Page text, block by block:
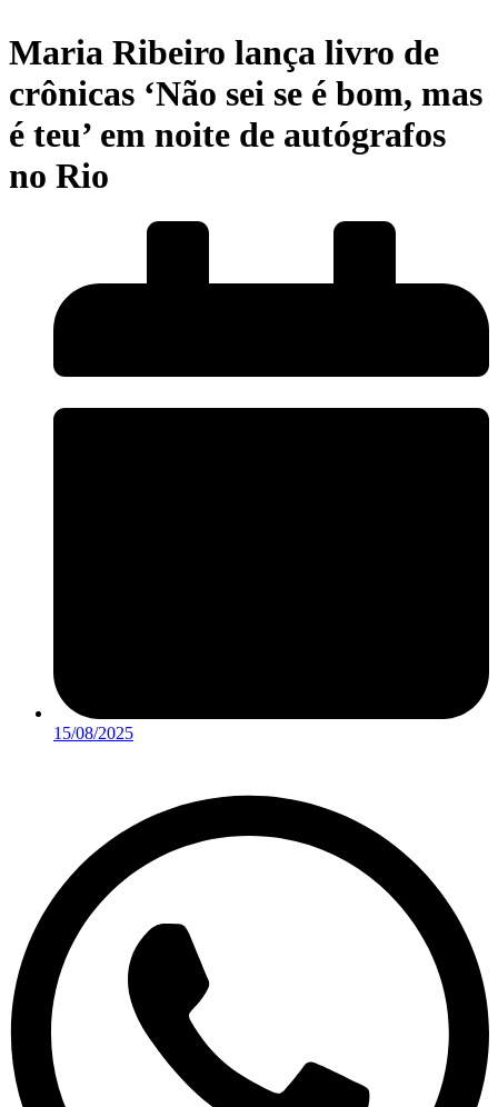
Maria Ribeiro lança livro de
crônicas ‘Não sei se é bom, mas
é teu’ em noite de autógrafos
no Rio
15/08/2025